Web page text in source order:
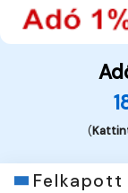
(
Felkapott